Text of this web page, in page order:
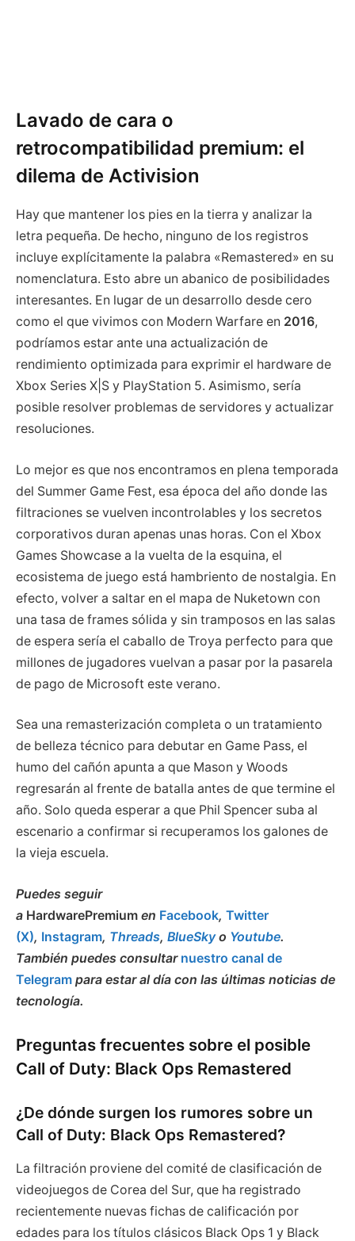
Lavado de cara o
retrocompatibilidad premium: el
dilema de Activision
Hay que mantener los pies en la tierra y analizar la
letra pequeña. De hecho, ninguno de los registros
incluye explícitamente la palabra «Remastered» en su
nomenclatura. Esto abre un abanico de posibilidades
interesantes. En lugar de un desarrollo desde cero
como el que vivimos con Modern Warfare en 2016,
podríamos estar ante una actualización de
rendimiento optimizada para exprimir el hardware de
Xbox Series X|S y PlayStation 5. Asimismo, sería
posible resolver problemas de servidores y actualizar
resoluciones.
Lo mejor es que nos encontramos en plena temporada
del Summer Game Fest, esa época del año donde las
filtraciones se vuelven incontrolables y los secretos
corporativos duran apenas unas horas. Con el Xbox
Games Showcase a la vuelta de la esquina, el
ecosistema de juego está hambriento de nostalgia. En
efecto, volver a saltar en el mapa de Nuketown con
una tasa de frames sólida y sin tramposos en las salas
de espera sería el caballo de Troya perfecto para que
millones de jugadores vuelvan a pasar por la pasarela
de pago de Microsoft este verano.
Sea una remasterización completa o un tratamiento
de belleza técnico para debutar en Game Pass, el
humo del cañón apunta a que Mason y Woods
regresarán al frente de batalla antes de que termine el
año. Solo queda esperar a que Phil Spencer suba al
escenario a confirmar si recuperamos los galones de
la vieja escuela.
Puedes seguir
a HardwarePremium en Facebook, Twitter
(X), Instagram, Threads, BlueSkyo Youtube.
También puedes consultar nuestro canal de
Telegram para estar al día con las últimas noticias de
tecnología.
Preguntas frecuentes sobre el posible
Call of Duty: Black Ops Remastered
¿De dónde surgen los rumores sobre un
Call of Duty: Black Ops Remastered?
La filtración proviene del comité de clasificación de
videojuegos de Corea del Sur, que ha registrado
recientemente nuevas fichas de calificación por
edades para los títulos clásicos Black Ops 1 y Black